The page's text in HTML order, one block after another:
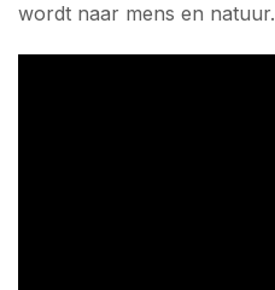
wordt naar mens en natuur.